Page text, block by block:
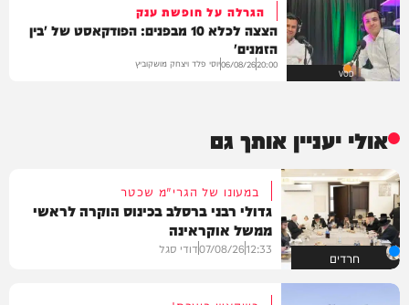
VOD
הגרלה על חופשת ענק
הצצה לכלא 10 מבפנים: הפודקאסט של 'בין
הזמנים'
20:00
06/08/26יוסי פלד ויצחק מושקוביץ
אולי יעניין אותך גם
חרדים
במעונו של הגרי"מ שכטר
גדולי רבני ברסלב בכינוס הוקרה לראשי
ממשל אוקראינה
12:33
07/08/26דודי סגל